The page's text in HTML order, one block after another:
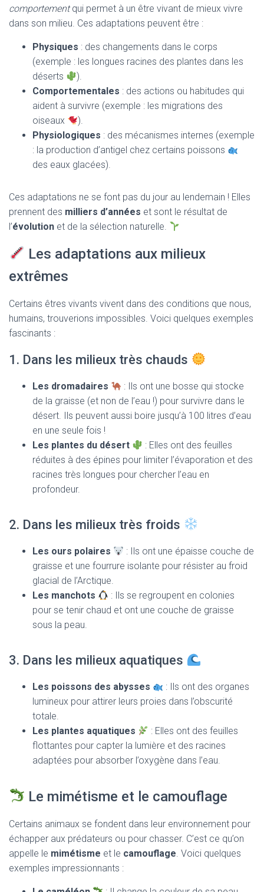
comportementqui permet à un être vivant de mieux vivre
dans son milieu. Ces adaptations peuvent être :
Physiques : des changements dans le corps
(exemple : les longues racines des plantes dans les
déserts
).
Comportementales : des actions ou habitudes qui
aident à survivre (exemple : les migrations des
oiseaux
).
Physiologiques : des mécanismes internes (exemple
: la production d’antigel chez certains poissons
des eaux glacées).
Ces adaptations ne se font pas du jour au lendemain ! Elles
prennent des milliers d’années et sont le résultat de
l’évolution et de la sélection naturelle.
Les adaptations aux milieux
extrêmes
Certains êtres vivants vivent dans des conditions que nous,
humains, trouverions impossibles. Voici quelques exemples
fascinants :
1. Dans les milieux très chauds
Les dromadaires
: Ils ont une bosse qui stocke
de la graisse (et non de l’eau !) pour survivre dans le
désert. Ils peuvent aussi boire jusqu’à 100 litres d’eau
en une seule fois !
Les plantes du désert
: Elles ont des feuilles
réduites à des épines pour limiter l’évaporation et des
racines très longues pour chercher l’eau en
profondeur.
2. Dans les milieux très froids
Les ours polaires
: Ils ont une épaisse couche de
graisse et une fourrure isolante pour résister au froid
glacial de l’Arctique.
Les manchots
: Ils se regroupent en colonies
pour se tenir chaud et ont une couche de graisse
sous la peau.
3. Dans les milieux aquatiques
Les poissons des abysses
: Ils ont des organes
lumineux pour attirer leurs proies dans l’obscurité
totale.
Les plantes aquatiques
: Elles ont des feuilles
flottantes pour capter la lumière et des racines
adaptées pour absorber l’oxygène dans l’eau.
Le mimétisme et le camouflage
Certains animaux se fondent dans leur environnement pour
échapper aux prédateurs ou pour chasser. C’est ce qu’on
appelle le mimétisme et le camouflage. Voici quelques
exemples impressionnants :